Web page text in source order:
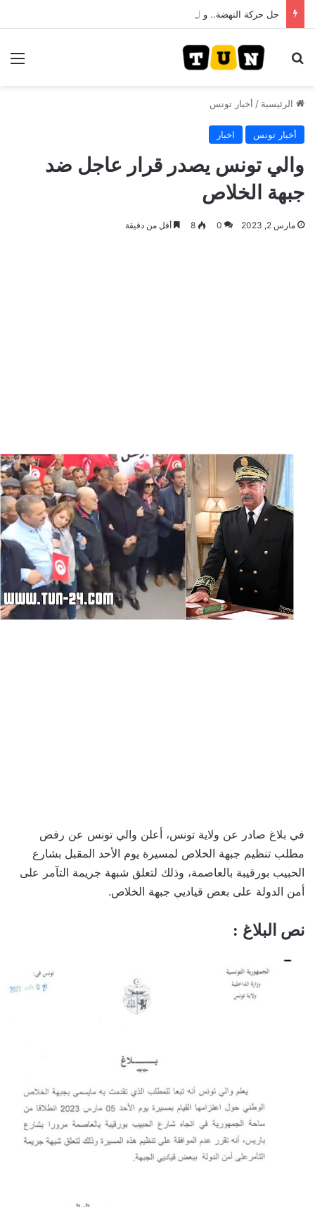
بحث عن
الرئيسية / أخبار تونس
أخبار تونس اخبار
والي تونس يصدر قرار عاجل ضد
جبهة الخلاص
مارس 2, 2023 0
8 أقل من دقيقة
في بلاغ صادر عن ولاية تونس، أعلن والي تونس عن رفض
مطلب تنظيم جبهة الخلاص لمسيرة يوم الأحد المقبل بشارع
الحبيب بورقيبة بالعاصمة، وذلك لتعلق شبهة جريمة التآمر على
أمن الدولة على بعض قياديي جبهة الخلاص.
نص البلاغ :